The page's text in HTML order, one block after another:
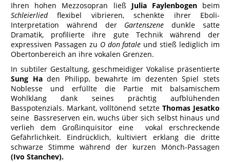
Ihren hohen Mezzosopran ließ Julia Faylenbogen beim
Schleierliedflexibel vibrieren, schenkte ihrer Eboli-
Interpretation während der Gartenszenedunkle satte
Dramatik, profilierte ihre gute Technik während der
expressiven Passagen zu O don fatale und stieß lediglich im
Obertonbereich an ihre vokalen Grenzen.
In subtiler Gestaltung, geschmeidiger Vokalise präsentierte
Sung Haden Philipp, bewahrte im dezenten Spiel stets
Noblesse und erfüllte die Partie mit balsamischem
Wohlklang dank seines prächtig aufblühenden
Basspotenzials. Markant, volltönend setzte Thomas Jesatko
seine Bassreserven ein, wuchs über sich selbst hinaus und
verlieh dem Großinquisitor eine vokal erschreckende
Gefährlichkeit. Eindrücklich, kultiviert erklang die dritte
schwarze Stimme während der kurzen Mönch-Passagen
(Ivo Stanchev).